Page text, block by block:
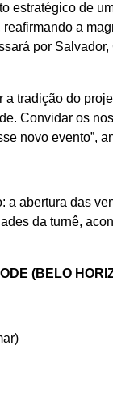
estratégico de
a
por
tradição do
Convidar os
novo evento”,
abertura das
da turnê,
(BELO